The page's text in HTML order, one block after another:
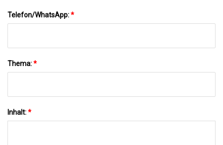
Telefon/WhatsApp:*
Thema:*
Inhalt:*